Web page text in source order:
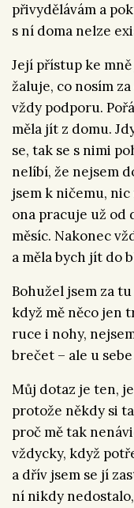
přivydělávám a
s ní doma nelze
Její přístup ke
žaluje, co nosím
vždy podporu.
měla jít z domu.
se, tak se s nimi
nelíbí, že nejsem
jsem k ničemu,
ona pracuje už od
měsíc. Nakonec
a měla bych jít do
Bohužel jsem za
když mě něco jen
ruce i nohy,
brečet – ale u
Můj dotaz je ten,
protože někdy si
proč mě tak
vždycky, když
a dřív jsem se jí
ní nikdy